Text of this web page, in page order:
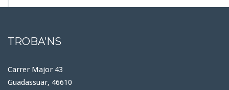
TROBA’NS
Carrer Major 43
Guadassuar, 46610